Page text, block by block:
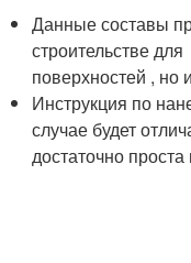
Данные составы
строительстве
поверхностей , но
Инструкция по
случае будет
достаточно